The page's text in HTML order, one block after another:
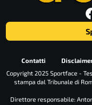
Contatti
Copyright 2025 Sportface -
stampa dal Tribunale di
Direttore responsabile: